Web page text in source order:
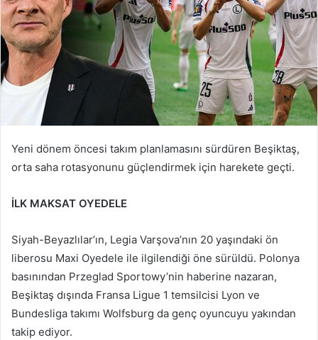
Yeni dönem öncesi takım planlamasını sürdüren Beşiktaş,
orta saha rotasyonunu güçlendirmek için harekete geçti.
İLK MAKSAT OYEDELE
Siyah-Beyazlılar’ın, Legia Varşova’nın 20 yaşındaki ön
liberosu Maxi Oyedele ile ilgilendiği öne sürüldü. Polonya
basınından Przeglad Sportowy’nin haberine nazaran,
Beşiktaş dışında Fransa Ligue 1 temsilcisi Lyon ve
Bundesliga takımı Wolfsburg da genç oyuncuyu yakından
takip ediyor.